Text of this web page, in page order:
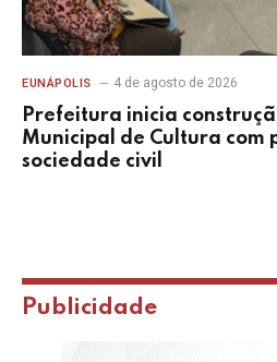
EUNÁPOLIS 4 de agosto de 2026
Prefeitura inicia
Municipal de Cultura com
sociedade civil
Publicidade